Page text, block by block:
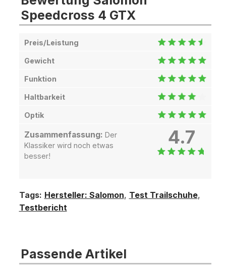
Speedcross 4 GTX
Preis/Leistung
Gewicht
Funktion
Haltbarkeit
Optik
Zusammenfassung: Der
Klassiker wird noch etwas
besser!
4.7
Tags: Hersteller: Salomon, Test Trailschuhe,
Testbericht
Passende Artikel